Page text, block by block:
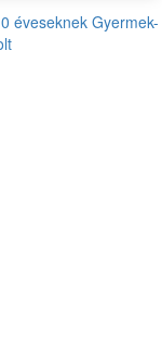
éveseknek Gyermek-